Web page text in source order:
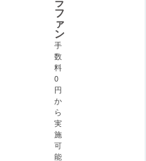
フ
ァ
ン
手
数
料
0
円
か
ら
実
施
可
能